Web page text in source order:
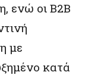
ενώ οι B2B
με
κατά